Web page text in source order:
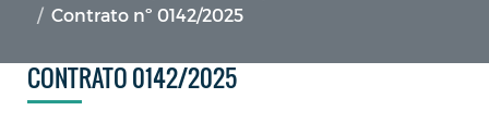
Contrato nº 0142/2025
CONTRATO 0142/2025